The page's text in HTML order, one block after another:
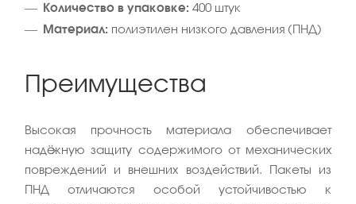
Количество в упаковке: 400 штук
Материал: полиэтилен низкого давления (ПНД)
Преимущества
Высокая прочность материала обеспечивает
надёжную защиту содержимого от механических
повреждений и внешних воздействий. Пакеты из
ПНД отличаются особой устойчивостью к